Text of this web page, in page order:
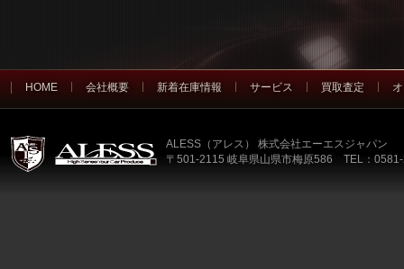
HOME 会社概要 新着在庫情報 サービス 買取査定
ALESS（アレス） 株式会社エーエスジャパン
〒501-2115 岐阜県山県市梅原586 TEL：